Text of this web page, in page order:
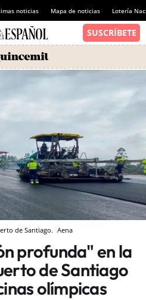
noticias Mapa de noticias Lotería
de Santiago. Aena
profunda" en la
de Santiago
olímpicas